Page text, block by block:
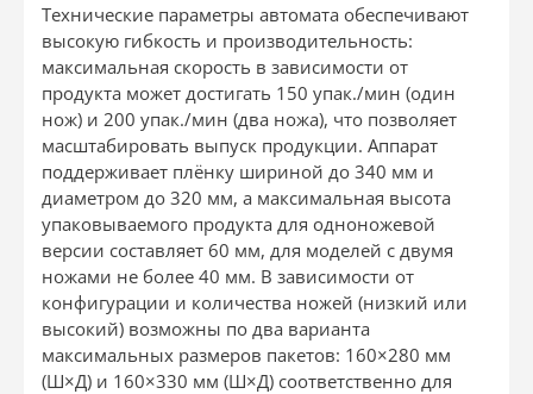
Технические параметры автомата обеспечивают
высокую гибкость и производительность:
максимальная скорость в зависимости от
продукта может достигать 150 упак./мин (один
нож) и 200 упак./мин (два ножа), что позволяет
масштабировать выпуск продукции. Аппарат
поддерживает плёнку шириной до 340 мм и
диаметром до 320 мм, а максимальная высота
упаковываемого продукта для одноножевой
версии составляет 60 мм, для моделей с двумя
ножами не более 40 мм. В зависимости от
конфигурации и количества ножей (низкий или
высокий) возможны по два варианта
максимальных размеров пакетов: 160×280 мм
(Ш×Д) и 160×330 мм (Ш×Д) соответственно для